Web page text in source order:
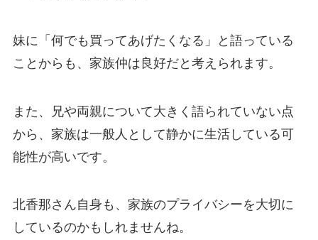
妹に「何でも買ってあげたくなる」と語っている
ことからも、家族仲は良好だと考えられます。
また、兄や両親について大きく語られていない点
から、家族は一般人として静かに生活している可
能性が高いです。
北香那さん自身も、家族のプライバシーを大切に
しているのかもしれませんね。